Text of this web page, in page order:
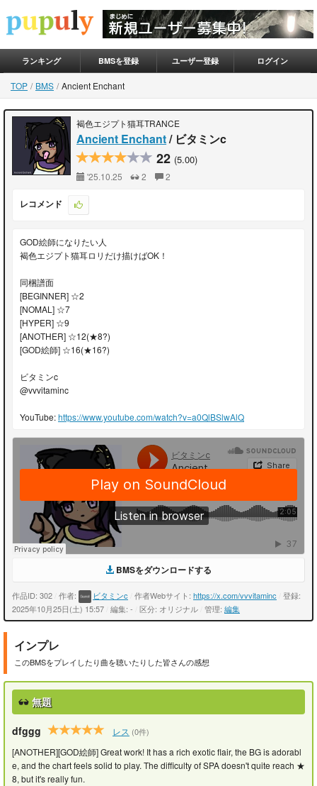
ランキング BMSを登録 ユーザー登録 ログイン
TOP BMS Ancient Enchant
褐色エジプト猫耳TRANCE
Ancient Enchant/ ビタミンc
22 (5.00)
'25.10.25 2 2
レコメンド
GOD絵師になりたい人
褐色エジプト猫耳ロリだけ描けばOK！
同梱譜面
[BEGINNER] ☆2
[NOMAL] ☆7
[HYPER] ☆9
[ANOTHER] ☆12(★8?)
[GOD絵師] ☆16(★16?)
ビタミンc
@vvvitaminc
YouTube:https://www.youtube.com/watch?v=a0QlBSlwAlQ
BMSをダウンロードする
作品ID: 302 作者: ビタミンc 作者Webサイト: https://x.com/vvvitaminc
登録:
2025年10月25日(土) 15:57 編集: - 区分: オリジナル 管理: 編集
インプレ
このBMSをプレイしたり曲を聴いたりした皆さんの感想
無題
dfggg レス (0件)
[ANOTHER][GOD絵師] Great work! It has a rich exotic flair, the BG is adorabl
e, and the chart feels solid to play. The difficulty of SPA doesn't quite reach ★
8, but it's really fun.